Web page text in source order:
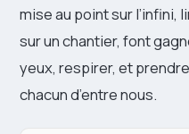
mise au point sur l’infini,
sur un chantier, font
yeux, respirer, et
chacun d’entre nous.